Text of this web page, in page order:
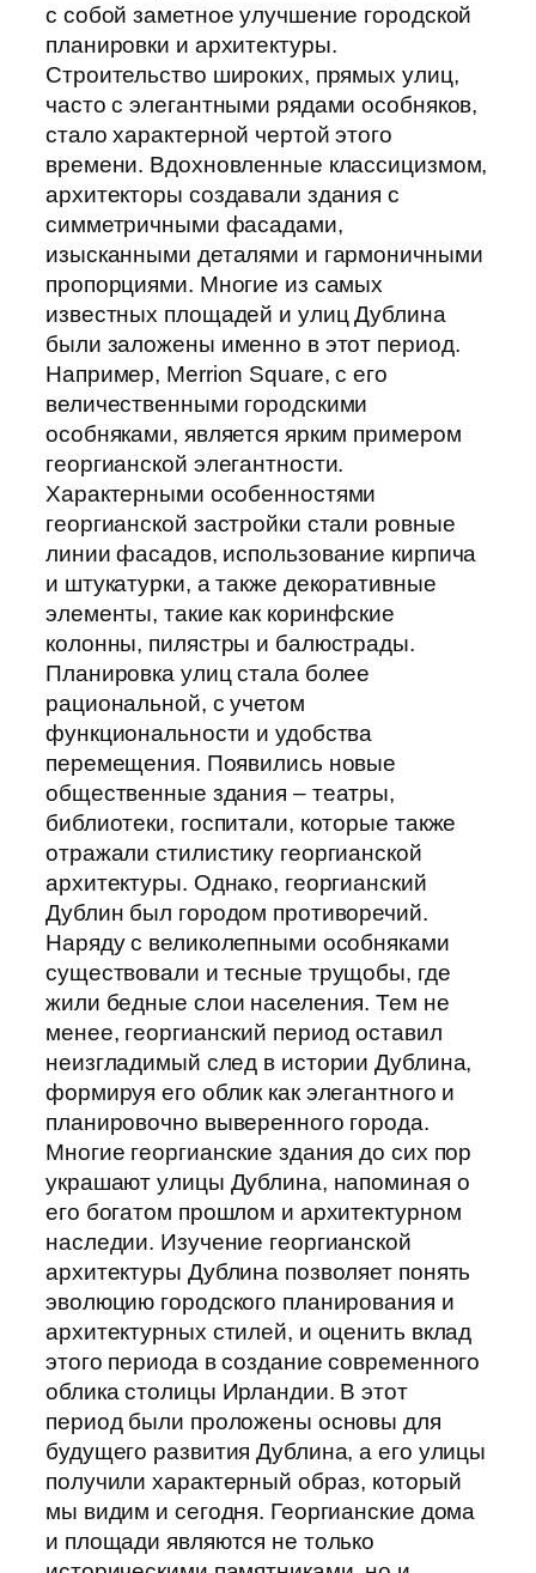
с собой заметное улучшение городской
планировки и архитектуры.
Строительство широких, прямых улиц,
часто с элегантными рядами особняков,
стало характерной чертой этого
времени. Вдохновленные классицизмом,
архитекторы создавали здания с
симметричными фасадами,
изысканными деталями и гармоничными
пропорциями. Многие из самых
известных площадей и улиц Дублина
были заложены именно в этот период.
Например, Merrion Square, с его
величественными городскими
особняками, является ярким примером
георгианской элегантности.
Характерными особенностями
георгианской застройки стали ровные
линии фасадов, использование кирпича
и штукатурки, а также декоративные
элементы, такие как коринфские
колонны, пилястры и балюстрады.
Планировка улиц стала более
рациональной, с учетом
функциональности и удобства
перемещения. Появились новые
общественные здания – театры,
библиотеки, госпитали, которые также
отражали стилистику георгианской
архитектуры. Однако, георгианский
Дублин был городом противоречий.
Наряду с великолепными особняками
существовали и тесные трущобы, где
жили бедные слои населения. Тем не
менее, георгианский период оставил
неизгладимый след в истории Дублина,
формируя его облик как элегантного и
планировочно выверенного города.
Многие георгианские здания до сих пор
украшают улицы Дублина, напоминая о
его богатом прошлом и архитектурном
наследии. Изучение георгианской
архитектуры Дублина позволяет понять
эволюцию городского планирования и
архитектурных стилей, и оценить вклад
этого периода в создание современного
облика столицы Ирландии. В этот
период были проложены основы для
будущего развития Дублина, а его улицы
получили характерный образ, который
мы видим и сегодня. Георгианские дома
и площади являются не только